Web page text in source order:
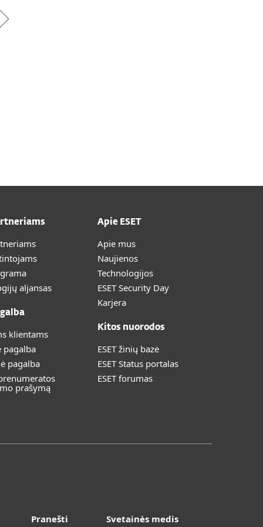
aljansas
klientams
pagalba
pagalba
prašymą
Apie ESET
Apie mus
Naujienos
Technologijos
ESET Security Day
Karjera
Kitos nuorodos
ESET žinių bazė
ESET Status portalas
ESET forumas
Pranešti Svetainės medis